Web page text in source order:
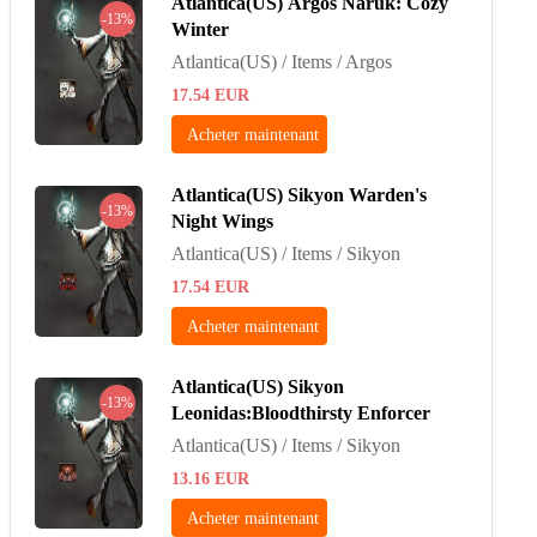
-13%
Winter
Atlantica(US) / Items / Argos
17.54 EUR
Acheter maintenant
-13%
Atlantica(US) Sikyon Warden's
Night Wings
Atlantica(US) / Items / Sikyon
17.54 EUR
Acheter maintenant
-13%
Atlantica(US) Sikyon
Leonidas:Bloodthirsty Enforcer
Atlantica(US) / Items / Sikyon
13.16 EUR
Acheter maintenant